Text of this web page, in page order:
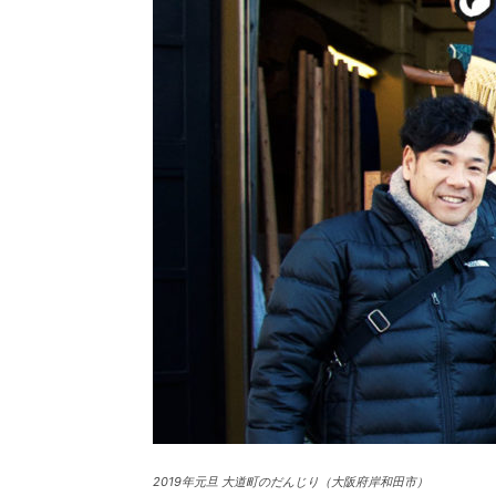
2019年元旦 大道町のだんじり（大阪府岸和田市）